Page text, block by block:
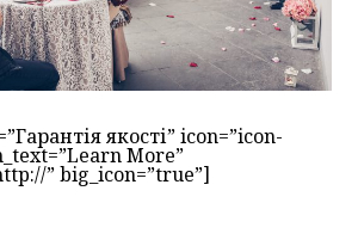
якості” icon=”icon-
More”
” big_icon=”true”]